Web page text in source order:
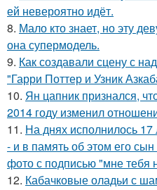
ей невероятно идёт.
8. Мало кто знает, но эту
она супермодель.
9. Как создавали сцену с
"Гарри Поттер и Узник
10. Ян цапник признался,
2014 году изменил
11. На днях исполнилось
- и в память об этом его
фото с подписью "мне тебя
12. Кабачковые оладьи с